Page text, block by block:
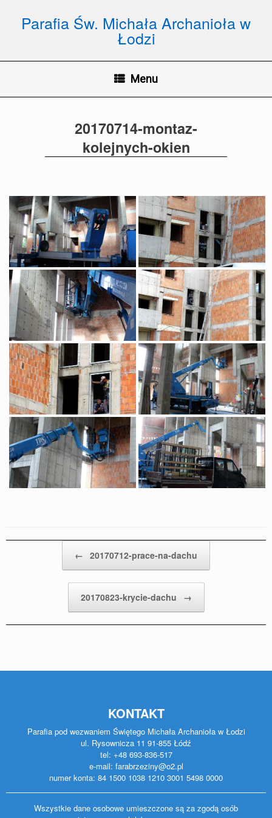
contentParafia Św. Michała Archanioła w
Łodzi
Menu
20170714-montaz-
kolejnych-okien
← 20170712-prace-na-dachu
20170823-krycie-dachu →
KONTAKT
Parafia pod wezwaniem Świętego Michała Archanioła w Łodzi
ul. Rysownicza 11 91-855 Łódź
tel: +48 693-836-517
e-mail: farabrzeziny@o2.pl
numer konta: 84 1500 1038 1210 3001 5498 0000
Wszystkie dane osobowe umieszczone są za zgodą osób